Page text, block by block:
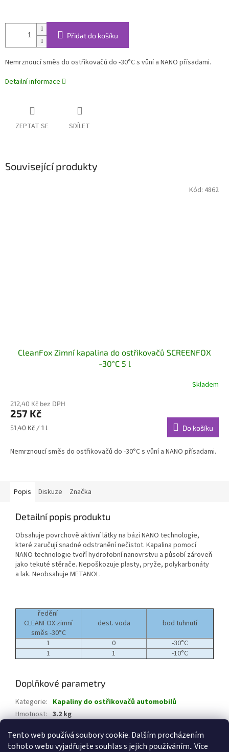
Tento web používá soubory cookie. Dalším procházením
tohoto webu vyjadřujete souhlas s jejich používáním.. Více
Přidat do košíku
Nemrznoucí směs do ostřikovačů do -30°C s vůní a NANO přísadami.
Detailní informace
ZEPTAT SE SDÍLET
Související produkty
CleanFox Zimní kapalina do ostřikovačů SCREENFOX
-30°C 5 l
Skladem
212,40 Kč bez DPH
257 Kč
Měrná
51,40 Kč / 1 l Do košíku
Nemrznoucí směs do ostřikovačů do -30°C s vůní a NANO přísadami.
Kód: 4862
Popis Diskuze Značka
Detailní popis produktu
Obsahuje povrchově aktivní látky na bázi NANO technologie,
které zaručují snadné odstranění nečistot. Kapalina pomocí
NANO technologie tvoří hydrofobní nanovrstvu a působí zároveň
jako tekuté stěrače. Nepoškozuje plasty, pryže, polykarbonáty
a lak. Neobsahuje METANOL.
ředění
CLEANFOX zimní
směs -30°C
dest. voda
bod tuhnutí
1
0
-30°C
1
1 -10°C
Doplňkové parametry
Kategorie: Kapaliny do ostřikovačů automobilů
Hmotnost: 3.2 kg